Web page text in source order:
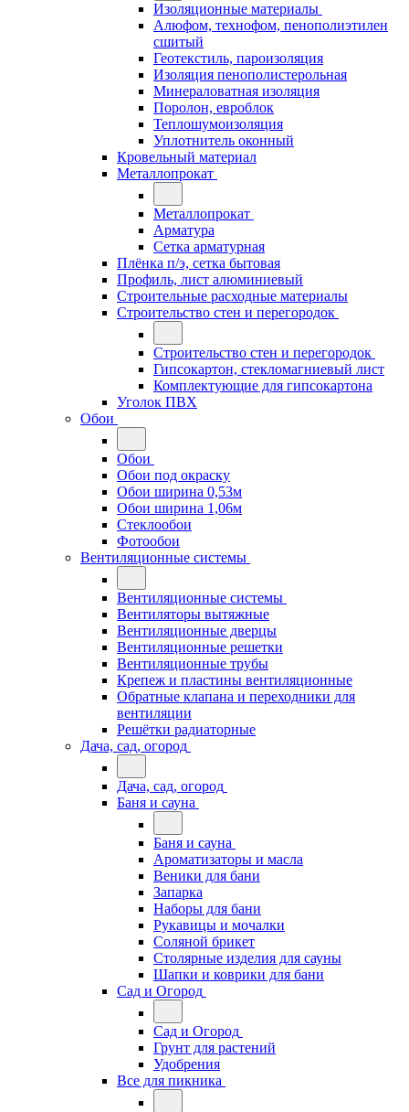
Изоляционные материалы
Алюфом, технофом, пенополиэтилен
сшитый
Геотекстиль, пароизоляция
Изоляция пенополистерольная
Минераловатная изоляция
Поролон, евроблок
Теплошумоизоляция
Уплотнитель оконный
Кровельный материал
Металлопрокат
Металлопрокат
Арматура
Сетка арматурная
Плёнка п/э, сетка бытовая
Профиль, лист алюминиевый
Строительные расходные материалы
Строительство стен и перегородок
Строительство стен и перегородок
Гипсокартон, стекломагниевый лист
Комплектующие для гипсокартона
Уголок ПВХ
Обои
Обои
Обои под окраску
Обои ширина 0,53м
Обои ширина 1,06м
Стеклообои
Фотообои
Вентиляционные системы
Вентиляционные системы
Вентиляторы вытяжные
Вентиляционные дверцы
Вентиляционные решетки
Вентиляционные трубы
Крепеж и пластины вентиляционные
Обратные клапана и переходники для
вентиляции
Решётки радиаторные
Дача, сад, огород
Дача, сад, огород
Баня и сауна
Баня и сауна
Ароматизаторы и масла
Веники для бани
Запарка
Наборы для бани
Рукавицы и мочалки
Соляной брикет
Столярные изделия для сауны
Шапки и коврики для бани
Сад и Огород
Сад и Огород
Грунт для растений
Удобрения
Все для пикника